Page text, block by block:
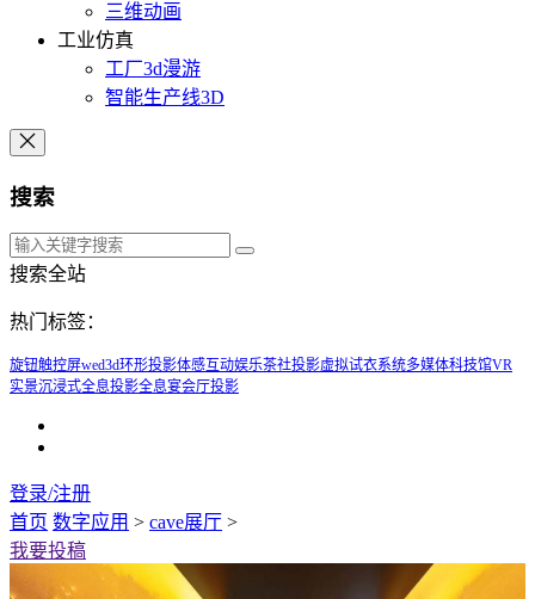
三维动画
工业仿真
工厂3d漫游
智能生产线3D
搜索
搜索全站
热门标签：
旋钮触控屏wed3d环形投影体感互动娱乐茶社投影虚拟试衣系统多媒体科技馆VR
实景沉浸式全息投影全息宴会厅投影
登录/注册
首页 数字应用 > cave展厅 >
我要投稿